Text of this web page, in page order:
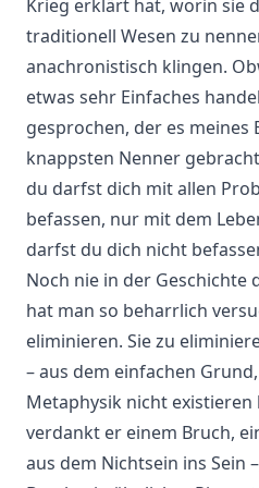
Krieg erklärt hat, worin sie
traditionell Wesen zu
anachronistisch klingen.
etwas sehr Einfaches
gesprochen, der es meines
knappsten Nenner
du darfst dich mit allen
befassen, nur mit dem
darfst du dich nicht
Noch nie in der
hat man so beharrlich
eliminieren. Sie zu
– aus dem einfachen
Metaphysik nicht existieren
verdankt er einem Bruch,
aus dem Nichtsein ins Sein